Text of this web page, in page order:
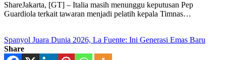
ShareJakarta, [GT] – Italia masih menunggu keputusan Pep
Guardiola terkait tawaran menjadi pelatih kepala Timnas…
Spanyol Juara Dunia 2026, La Fuente: Ini Generasi Emas Baru
Share